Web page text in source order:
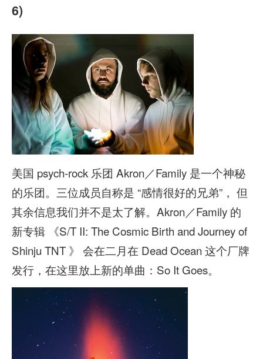
6)
美国 psych-rock 乐团 Akron／Family 是一个神秘
的乐团。三位成员自称是 “感情很好的兄弟”， 但
其余信息我们并不是太了解。Akron／Family 的
新专辑 《S/T II: The Cosmic Birth and Journey of
Shinju TNT 》 会在二月在 Dead Ocean 这个厂牌
发行，在这里放上新的单曲：So It Goes。